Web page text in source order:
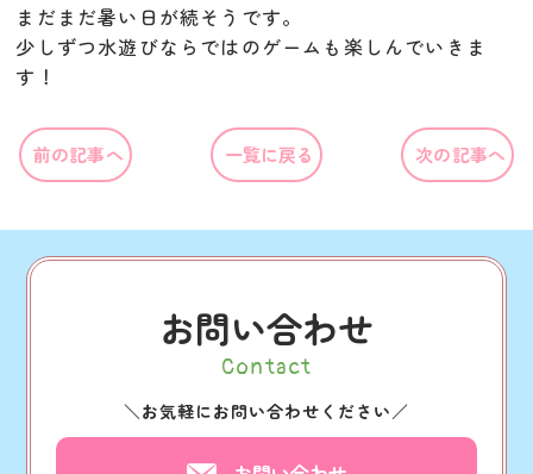
まだまだ暑い日が続そうです。
少しずつ水遊びならではのゲームも楽しんでいきま
す！
前の記事へ 一覧に戻る 次の記事へ
お問い合わせ
Contact
＼ お気軽にお問い合わせください ／